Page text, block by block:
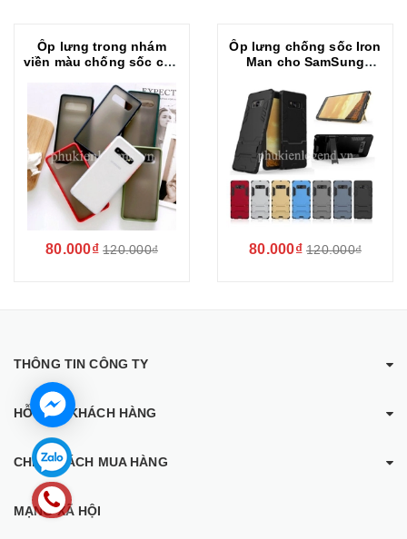
Ốp lưng trong nhám
viền màu chống sốc cho
80.000₫ 120.000₫
Ốp lưng chống sốc Iron
Man cho SamSung
80.000₫ 120.000₫
THÔNG TIN CÔNG TY
HỖ TRỢ KHÁCH HÀNG
CHÍNH SÁCH MUA HÀNG
MẠNG XÃ HỘI